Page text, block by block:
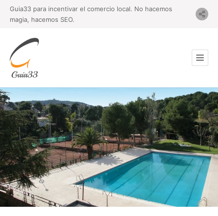
Guia33 para incentivar el comercio local. No hacemos
magia, hacemos SEO.